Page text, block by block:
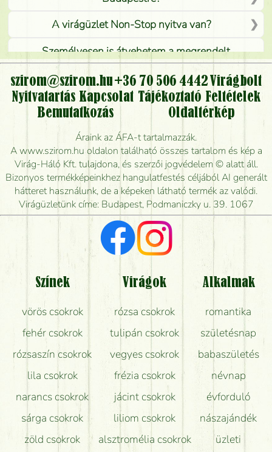
A virágüzlet Non-Stop nyitva van?
Személyesen is átvehetem a megrendelt
virágcsokrot, vagy csak virágküldéssel, kiszállítással
kérhető?
Vidékre is lehet rendelni?
Meddig rendelhetek virágküldést úgy, hogy még ma
kiszállítsák?
Mennyire gyorsan tudják elkészíteni a csokrot, és
mikor tudják leghamarabb kiszállítani?
Vörös rózsát keresek, van önöknél?
Milyen visszajelzést kapok a virágküldésről?
Tényleg azt kapom, ami a képen van?
Mit kell tudni a virágcsokrok szállításáról?
Hogy marad a lehető legtovább friss a csokor?
Tudok adventi koszorút vásárolni boltban?
szirom@szirom.hu +36 70 506 4442 Virágbolt
Nyitvatartás Kapcsolat Tájékoztató Feltételek
Bemutatkozás
Oldaltérkép
Áraink az ÁFA-t tartalmazzák.
A www.szirom.hu oldalon található összes tartalom és kép a
Virág-Háló Kft. tulajdona, és szerzői jogvédelem © alatt áll.
Bizonyos termékképeinkhez hangulatfestés céljából AI generált
hátteret használunk, de a képeken látható termék az valódi.
Virágüzletünk címe: Budapest, Podmaniczky u. 39. 1067
Színek
vörös csokrok
fehér csokrok
rózsaszín csokrok
lila csokrok
narancs csokrok
sárga csokrok
zöld csokrok
Virágok
rózsa csokrok
tulipán csokrok
vegyes csokrok
frézia csokrok
jácint csokrok
liliom csokrok
alsztromélia csokrok
Alkalmak
romantika
születésnap
babaszületés
névnap
évforduló
nászajándék
üzleti